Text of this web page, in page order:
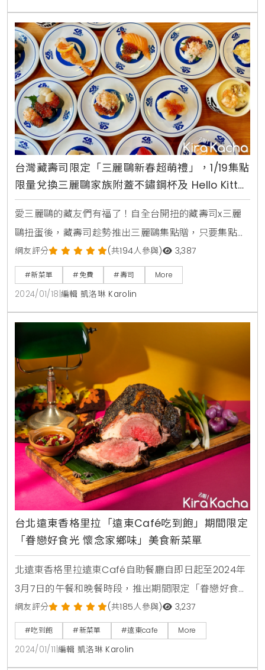
香港、印尼等地30餘年的廚藝經歷，且在泰國曼谷受過
正統廚藝學院訓練，Jimmy主廚接掌後將為食家饕客帶
來
台灣藏壽司限定「三麗鷗新春超萌禮」，1/19集點
限量兌換三麗鷗家族附蓋不鏽鋼杯及 Hello Kitty
造型娃娃免費帶回家
愛三麗鷗的藏友們有福了！自全台開扭的藏壽司x三麗
鷗扭蛋後，藏壽司趁勢推出三麗鷗集點贈，只要集點即
能把三麗鷗家族附蓋不鏽鋼杯及 Hello Kitty 造型娃娃免
費帶回家！充分表達新春納福意涵，藏壽司特別打造四
間三麗鷗期間限定裝置佈置，來店拍照參加社群活動，
即可抽超卡哇依三麗鷗造型車票套，要讓藏友們前來沾
染新春歡樂氣氛！最後，藏壽司更將在1月24日推出限
時七天的「贅澤盛鮮祭」，滿桌的人氣餐點限時限量
網友評分 (共194人參與) 3,387
#新菜單 #免費 #壽司 More
2024/01/18 編輯 凱洛琳 Karolin
台北遠東香格里拉「遠東Café吃到飽」期間限定
「眷戀好食光 懷念家鄉味」美食新菜單
北遠東香格里拉遠東Café自助餐廳自即日起至2024年
3月7日的午餐和晚餐時段，推出期間限定「眷戀好食光
懷念家鄉味」美食活動，將遠東Café打造懷舊復古
風，並在中式料理、鐵板、麵點餐檯、甜點等區由廚藝
團隊精選經典中華佳餚，例如剁椒魚、陝西水盆羊肉、
和牛合菜戴帽等傳統風味，深受喜愛的爐烤澳洲和牛創
網友評分 (共185人參與) 3,237
#吃到飽 #新菜單 #遠東cafe More
2024/01/11 編輯 凱洛琳 Karolin